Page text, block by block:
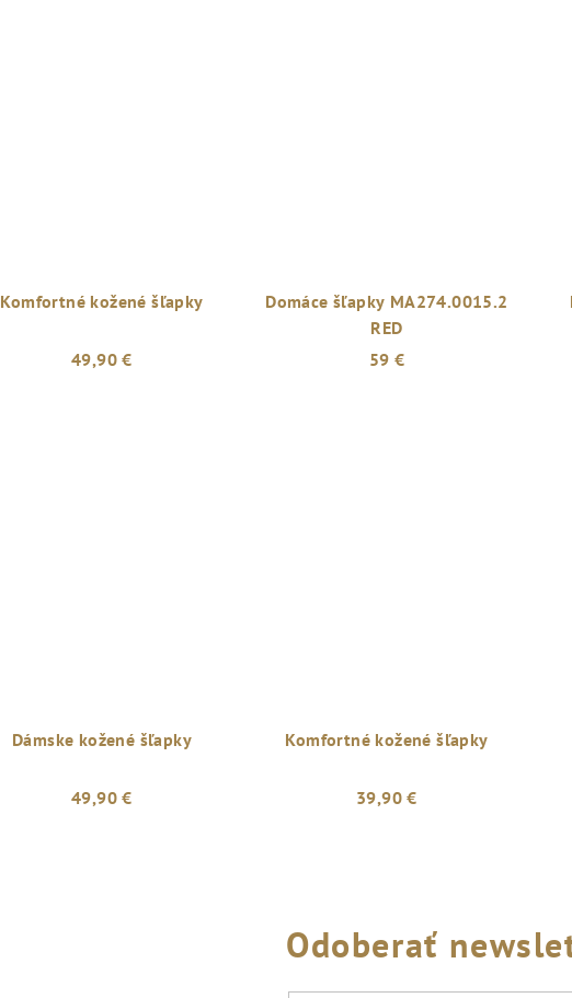
Komfortné kožené šľapky
49,90 €
Domáce šľapky MA274.0015.2
RED
59 €
Dámske kožené šľapky
49,90 €
Komfortné kožené šľapky
39,90 €
Odoberať